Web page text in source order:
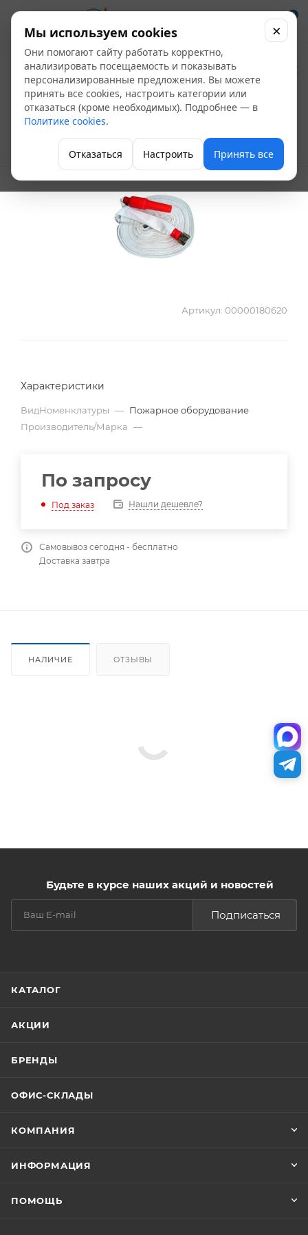
0
Рукав пожарный
напорный УВП (15м)
19 мм в сумке
Пожарные рукава
Артикул: 00000180620
Характеристики
ВидНоменклатуры — Пожарное оборудование
Производитель/Марка —
По запросу
Под заказ Нашли дешевле?
Самовывоз сегодня - бесплатно
Доставка завтра
НАЛИЧИЕ ОТЗЫВЫ
Будьте в курсе наших акций и новостей
Подписаться
КАТАЛОГ
АКЦИИ
БРЕНДЫ
ОФИС-СКЛАДЫ
КОМПАНИЯ
ИНФОРМАЦИЯ
ПОМОЩЬ
Мы используем cookies
Они помогают сайту работать корректно,
анализировать посещаемость и показывать
персонализированные предложения. Вы можете
принять все cookies, настроить категории или
отказаться (кроме необходимых). Подробнее — в
Политике cookies.
Отказаться Настроить Принять все
×